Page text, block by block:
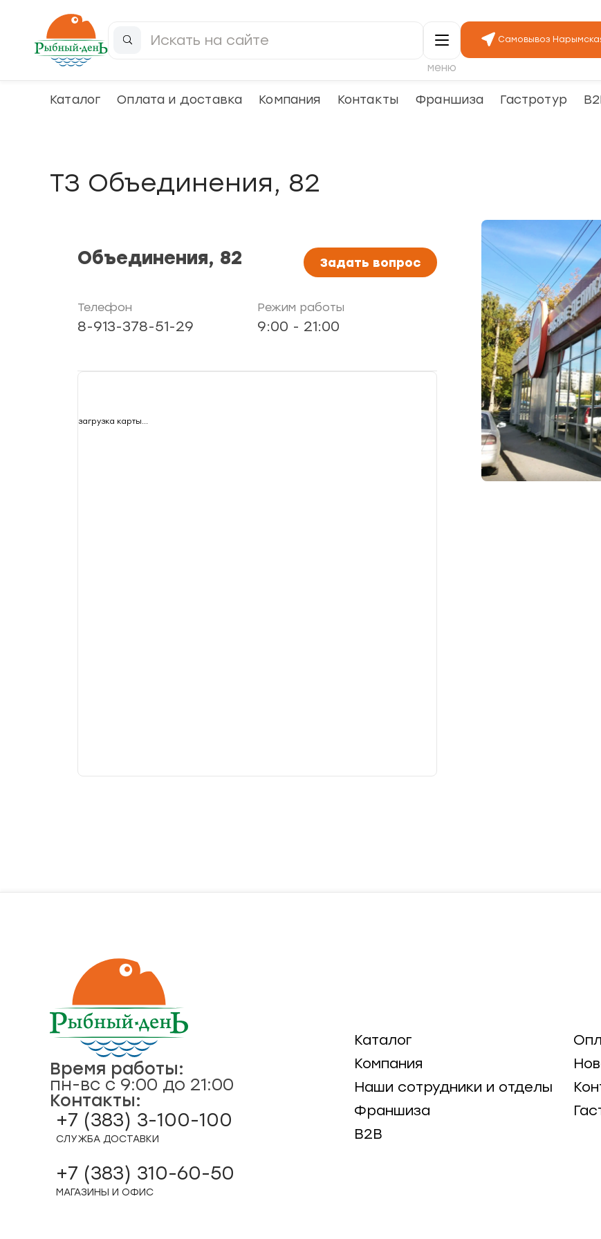
меню
Самовывоз
Каталог Оплата и доставка Компания Контакты Франшиза Гастротур
ТЗ Объединения, 82
Объединения, 82 Задать вопрос
Телефон
8-913-378-51-29
Режим работы
9:00 - 21:00
загрузка карты...
Время работы:
пн-вс с 9:00 до 21:00
Контакты:
+7 (383) 3-100-100
СЛУЖБА ДОСТАВКИ
+7 (383) 310-60-50
МАГАЗИНЫ И ОФИС
Каталог
Компания
Наши сотрудники и отделы
Франшиза
B2B